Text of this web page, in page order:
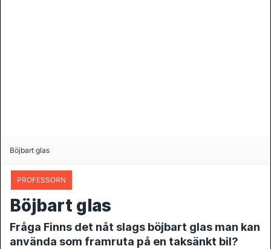
Böjbart glas
PROFESSORN
Böjbart glas
Fråga Finns det nåt slags böjbart glas man kan
använda som framruta på en taksänkt bil?